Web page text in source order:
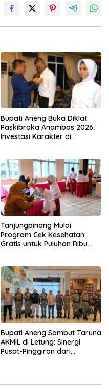
Bupati Aneng Buka Diklat
Paskibraka Anambas 2026:
Investasi Karakter di
Tanjungpinang Mulai
Program Cek Kesehatan
Gratis untuk Puluhan Ribu
Bupati Aneng Sambut Taruna
AKMIL di Letung: Sinergi
Pusat-Pinggiran dari